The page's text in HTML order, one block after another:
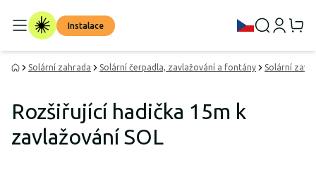
Instalace
Solární zahrada Solární čerpadla, zavlažování a fontány Solární
Rozšiřující hadička 15m k
zavlažování SOL